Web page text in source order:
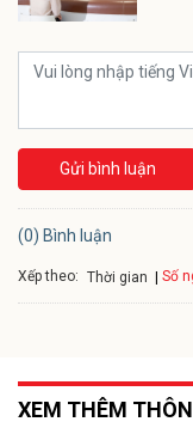
Gửi bình luận
(0) Bình luận
Xếp theo: Thời gian Số
XEM THÊM